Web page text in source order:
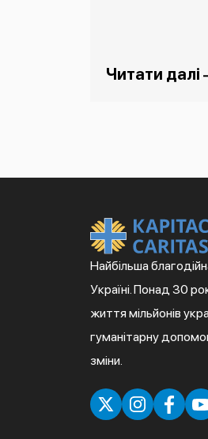
Читати далі
Найбільша
Україні. Понад 30
життя мільйонів
гуманітарну
зміни.